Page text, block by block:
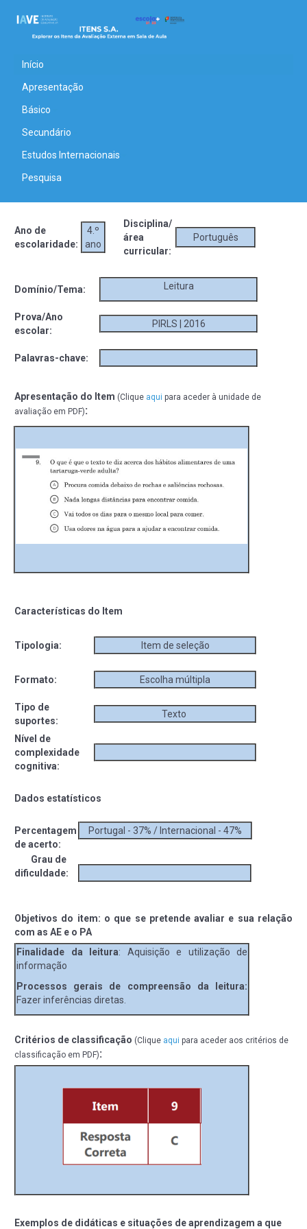
Início
Apresentação
Básico
Secundário
Estudos Internacionais
Pesquisa
Ano de
escolaridade:
4.º
ano
Disciplina/
área
curricular:
Português
Domínio/Tema: Leitura
Prova/Ano
escolar:
PIRLS | 2016
Palavras-chave:
Apresentação do Item (Clique aqui para aceder à unidade de
avaliação em PDF):
Características do Item
Tipologia: Item de seleção
Formato: Escolha múltipla
Tipo de
suportes:
Texto
Nível de
complexidade
cognitiva:
Dados estatísticos
Percentagem
de acerto:
Portugal - 37% / Internacional - 47%
Grau de
dificuldade:
Objetivos do item: o que se pretende avaliar e sua relação
com as AE e o PA
Finalidade da leitura: Aquisição e utilização de
informação
Processos gerais de compreensão da leitura:
Fazer inferências diretas.
Critérios de classificação (Clique aqui para aceder aos critérios de
classificação em PDF):
Exemplos de didáticas e situações de aprendizagem a que